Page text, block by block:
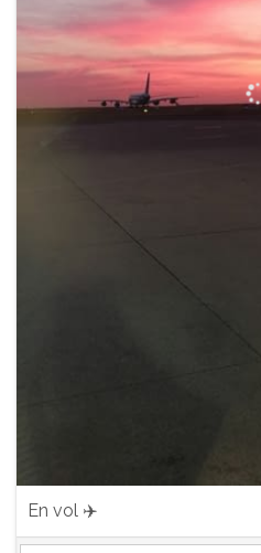
En vol ✈️